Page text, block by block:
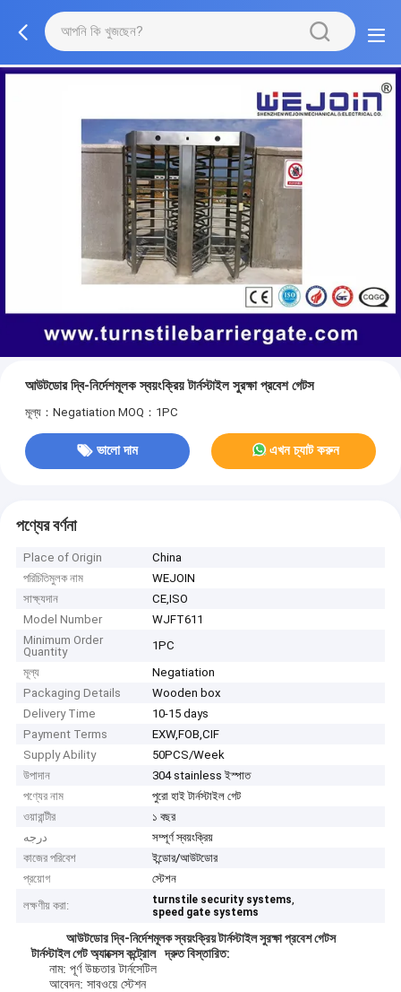
আউটডোর দ্বি-নির্দেশমূলক স্বয়ংক্রিয় টার্নস্টাইল সুরক্ষা প্রবেশ গেটস
মূল্য：Negatiation MOQ：1PC
ভালো দাম এখন চ্যাট করুন
পণ্যের বর্ণনা
Place of Origin
China
পরিচিতিমুলক নাম
WEJOIN
সাক্ষ্যদান
CE,ISO
Model Number
WJFT611
Minimum Order
Quantity
1PC
মূল্য
Negatiation
Packaging Details
Wooden box
Delivery Time
10-15 days
Payment Terms
EXW,FOB,CIF
Supply Ability
50PCS/Week
উপাদান
304 stainless ইস্পাত
পণ্যের নাম
পুরো হাই টার্নস্টাইল গেট
ওয়ারান্টীর
১ বছর
درجه
সম্পূর্ণ স্বয়ংক্রিয়
কাজের পরিবেশ
ইন্ডোর/আউটডোর
প্রয়োগ
স্টেশন
লক্ষণীয় করা:
turnstile security systems,
speed gate systems
আউটডোর দ্বি-নির্দেশমূলক স্বয়ংক্রিয় টার্নস্টাইল সুরক্ষা প্রবেশ গেটস
টার্নস্টাইল গেট অ্যাক্সেস কন্ট্রোল
দ্রুত বিস্তারিত:
নাম: পূর্ণ উচ্চতার টার্নসেটিল
আবেদন: সাবওয়ে স্টেশন